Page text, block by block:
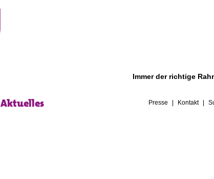
Immer der richtige
Aktuelles Presse Kontakt